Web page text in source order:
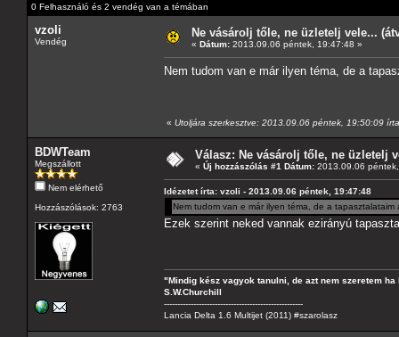
0 Felhasználó és 2 vendég van a témában
vzoli
Vendég
Ne vásárolj tőle, ne üzletelj vele...
« Dátum: 2013.09.06 péntek, 19:47:48 »
Nem tudom van e már ilyen téma, de a
« Utoljára szerkesztve: 2013.09.06 péntek, 19:50:09
BDWTeam
Megszállott
Nem elérhető
Hozzászólások: 2763
Válasz: Ne vásárolj tőle, ne üzletelj
« Új hozzászólás #1 Dátum: 2013.09.06
Idézetet írta: vzoli - 2013.09.06 péntek, 19:47:48
Nem tudom van e már ilyen téma, de a
Ezek szerint neked vannak ezirányú
"Mindig kész vagyok tanulni, de azt nem szeretem
S.W.Churchill
----------------------------------------------------
Lancia Delta 1.6 Multijet (2011) #szarolasz